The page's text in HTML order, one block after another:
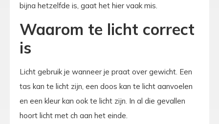
bijna hetzelfde is, gaat het hier vaak mis.
Waarom te licht correct
is
Licht gebruik je wanneer je praat over gewicht. Een
tas kan te licht zijn, een doos kan te licht aanvoelen
en een kleur kan ook te licht zijn. In al die gevallen
hoort licht met ch aan het einde.